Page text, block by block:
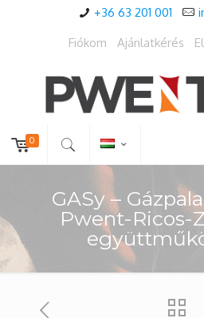
+36 63 201 001
Fiókom
Ajánlatkérés
0
GASy –
Pwent-Ricos-